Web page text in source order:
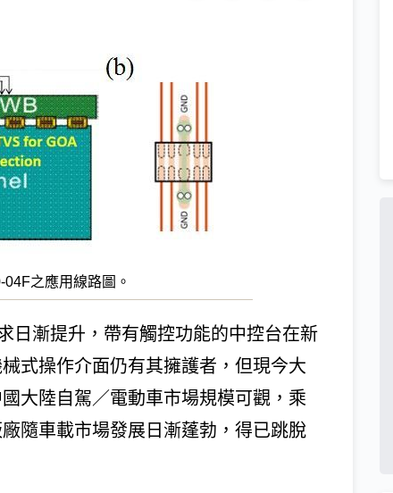
之應用線路圖。
日漸提升，帶有觸控功能的中控台在新
式操作介面仍有其擁護者，但現今大
大陸自駕／電動車市場規模可觀，乘
隨車載市場發展日漸蓬勃，得已跳脫